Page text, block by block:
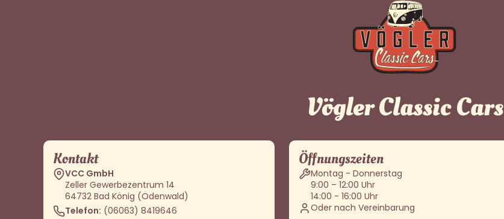
Vögler Classic Cars
Kontakt
VCC GmbH
Zeller Gewerbezentrum 14
64732 Bad König (Odenwald)
Telefon: (06063) 8419646
Öffnungszeiten
Montag - Donnerstag
9:00 – 12:00 Uhr
14:00 - 16:00 Uhr
Oder nach Vereinbarung